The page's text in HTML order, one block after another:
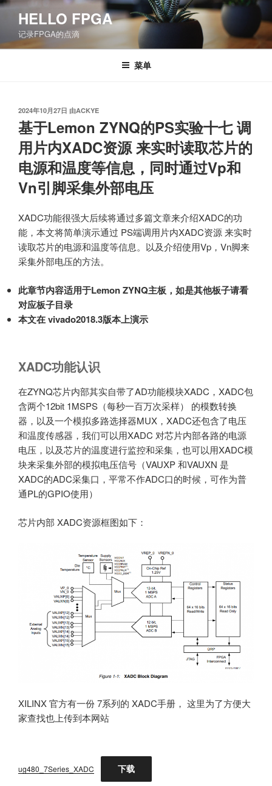
跳
容
HELLO FPGA
记录FPGA的点滴
菜单
发
布
于
2024年10月27日 由ACKYE
基于Lemon ZYNQ的PS实验十七 调
用片内XADC资源 来实时读取芯片的
电源和温度等信息，同时通过Vp和
Vn引脚采集外部电压
XADC功能很强大后续将通过多篇文章来介绍XADC的功
能，本文将简单演示通过 PS端调用片内XADC资源 来实时
读取芯片的电源和温度等信息。以及介绍使用Vp，Vn脚来
采集外部电压的方法。
此章节内容适用于Lemon ZYNQ主板，如是其他板子请看
对应板子目录
本文在 vivado2018.3版本上演示
XADC功能认识
在ZYNQ芯片内部其实自带了AD功能模块XADC，XADC包
含两个12bit 1MSPS（每秒一百万次采样） 的模数转换
器，以及一个模拟多路选择器MUX，XADC还包含了电压
和温度传感器，我们可以用XADC 对芯片内部各路的电源
电压，以及芯片的温度进行监控和采集，也可以用XADC模
块来采集外部的模拟电压信号（VAUXP 和VAUXN 是
XADC的ADC采集口，平常不作ADC口的时候，可作为普
通PL的GPIO使用）
芯片内部 XADC资源框图如下：
XILINX 官方有一份 7系列的 XADC手册， 这里为了方便大
家查找也上传到本网站
ug480_7Series_XADC 下载